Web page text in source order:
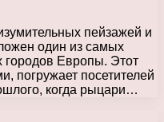
пейзажей и
один из самых
городов Европы. Этот
погружает посетителей
когда рыцари…